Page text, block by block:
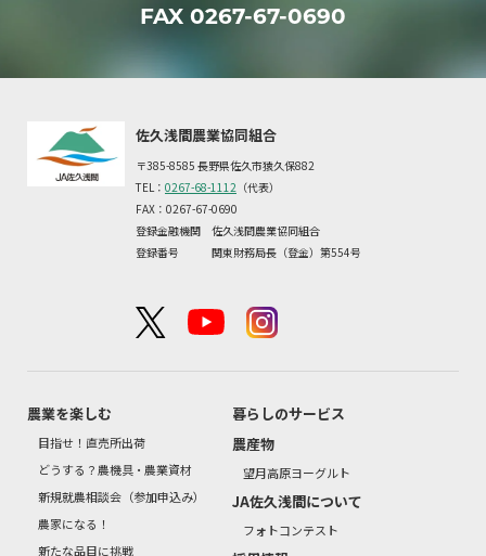
FAX 0267-67-0690
佐久浅間農業協同組合
〒385-8585 長野県佐久市猿久保882
TEL： 0267-68-1112 （代表）
FAX：0267-67-0690
登録金融機関 佐久浅間農業協同組合
登録番号 関東財務局長（登金）第554号
農業を楽しむ
目指せ！直売所出荷
どうする？農機具・農業資材
新規就農相談会（参加申込み）
農家になる！
新たな品目に挑戦
暮らしのサービス
農産物
望月高原ヨーグルト
JA佐久浅間について
フォトコンテスト